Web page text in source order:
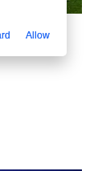
erishdi
Allow